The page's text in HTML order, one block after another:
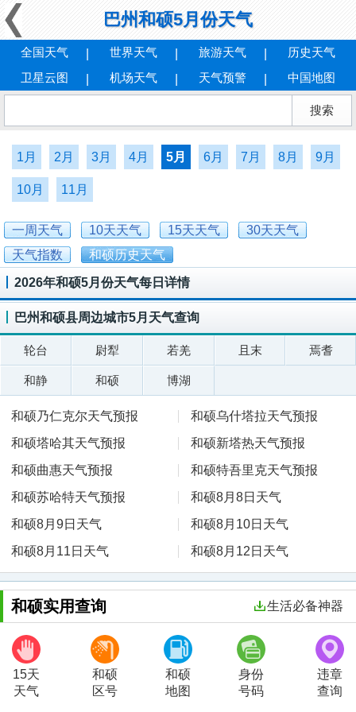
巴州和硕5月份天气
全国天气 世界天气 旅游天气
历史天气
卫星云图
机场天气 天气预警 中国地图
1月 2月 3月 4月 5月 6月 7月 8月 9月
10月 11月
一周天气 10天天气 15天天气
30天天气
天气指数
和硕历史天气
2026年和硕5月份天气每日详情
巴州和硕县周边城市5月天气查询
轮台 尉犁 若羌 且末 焉耆
和静 和硕 博湖
和硕乃仁克尔天气预报
和硕乌什塔拉天气预报
和硕塔哈其天气预报
和硕新塔热天气预报
和硕曲惠天气预报
和硕特吾里克天气预报
和硕苏哈特天气预报
和硕8月8日天气
和硕8月9日天气
和硕8月10日天气
和硕8月11日天气
和硕8月12日天气
和硕实用查询 生活必备神器
15天
天气
和硕
区号
和硕
地图
身份
号码
违章
查询